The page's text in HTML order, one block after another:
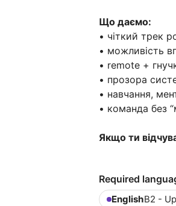
Що даємо:
• чіткий трек
• можливість
• remote +
• прозора
• навчання,
• команда без
Якщо ти
Required
EnglishB2 -